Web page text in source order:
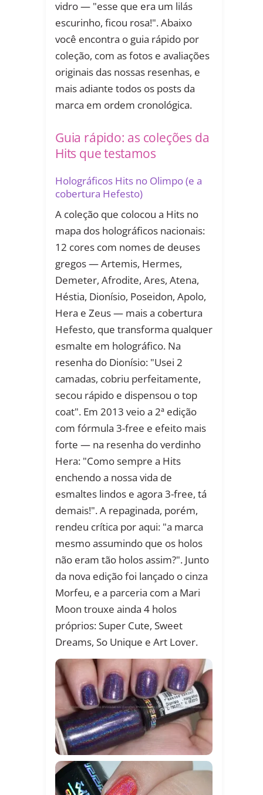
vidro — "esse que era um lilás
escurinho, ficou rosa!". Abaixo
você encontra o guia rápido por
coleção, com as fotos e avaliações
originais das nossas resenhas, e
mais adiante todos os posts da
marca em ordem cronológica.
Guia rápido: as coleções da
Hits que testamos
Holográficos Hits no Olimpo (e a
cobertura Hefesto)
A coleção que colocou a Hits no
mapa dos holográficos nacionais:
12 cores com nomes de deuses
gregos — Artemis, Hermes,
Demeter, Afrodite, Ares, Atena,
Héstia, Dionísio, Poseidon, Apolo,
Hera e Zeus — mais a cobertura
Hefesto, que transforma qualquer
esmalte em holográfico. Na
resenha do Dionísio: "Usei 2
camadas, cobriu perfeitamente,
secou rápido e dispensou o top
coat". Em 2013 veio a 2ª edição
com fórmula 3-free e efeito mais
forte — na resenha do verdinho
Hera: "Como sempre a Hits
enchendo a nossa vida de
esmaltes lindos e agora 3-free, tá
demais!". A repaginada, porém,
rendeu crítica por aqui: "a marca
mesmo assumindo que os holos
não eram tão holos assim?". Junto
da nova edição foi lançado o cinza
Morfeu, e a parceria com a Mari
Moon trouxe ainda 4 holos
próprios: Super Cute, Sweet
Dreams, So Unique e Art Lover.